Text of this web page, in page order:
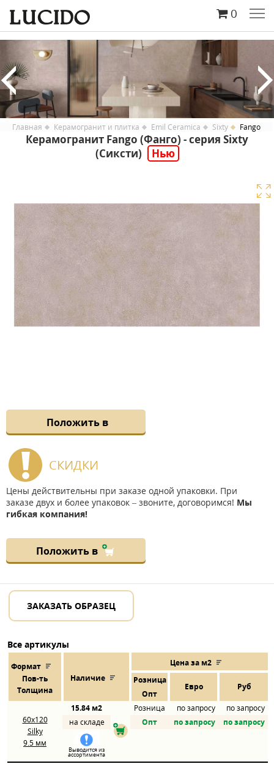
0
Главная Керамогранит и плитка Emil Ceramica Sixty Fango
Керамогранит Fango (Фанго) - серия Sixty
(Сиксти)
Нью
Положить в
СКИДКИ
Цены действительны при заказе одной упаковки. При
заказе двух и более упаковок – звоните, договоримся! Мы
гибкая компания!
Положить в
ЗАКАЗАТЬ ОБРАЗЕЦ
Все артикулы
Формат
Пов-ть
Толщина
Наличие
Цена за м2
Розница
Евро Руб
Опт
60x120
Silky
9.5 мм
15.84 м2 Розница по запросу
по запросу
на складе
Опт по запросу по запросу
Выводится из
ассортимента